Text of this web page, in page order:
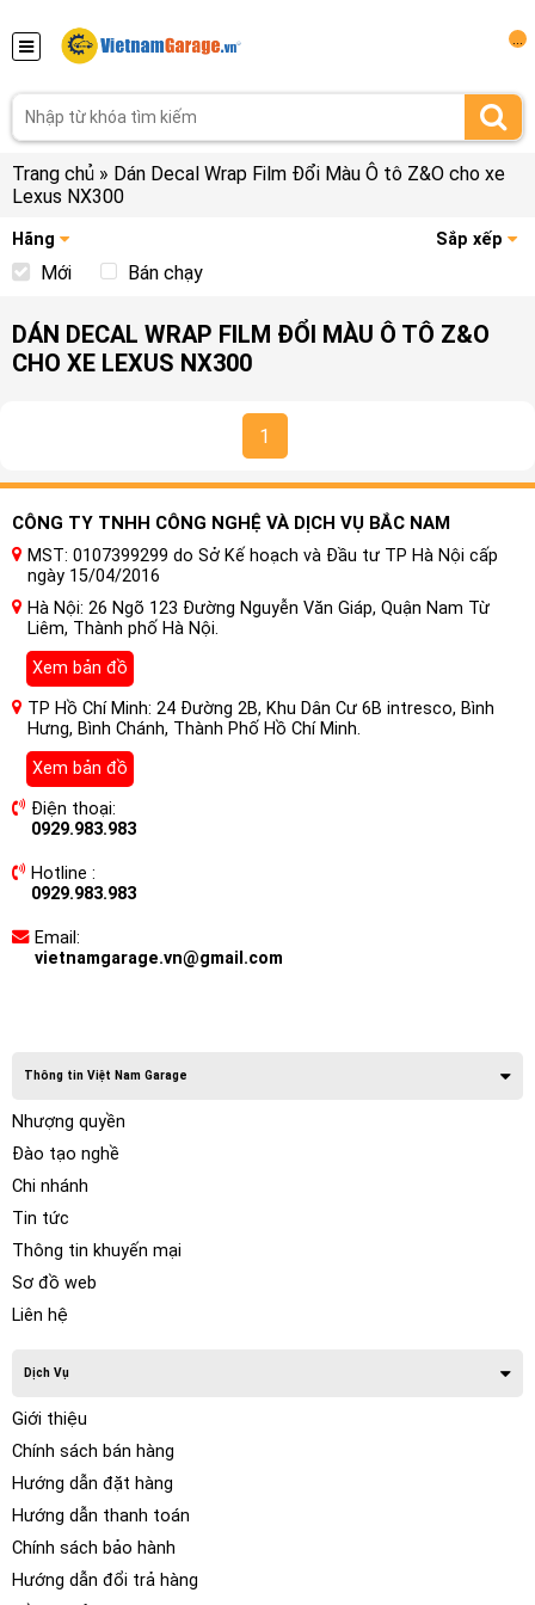
Trang chủ » Dán Decal Wrap Film Đổi Màu Ô tô Z&O cho xe
Lexus NX300
Hãng Sắp xếp
Mới Bán chạy
DÁN DECAL WRAP FILM ĐỔI MÀU Ô TÔ Z&O
CHO XE LEXUS NX300
1
CÔNG TY TNHH CÔNG NGHỆ VÀ DỊCH VỤ BẮC NAM
MST: 0107399299 do Sở Kế hoạch và Đầu tư TP Hà Nội cấp
ngày 15/04/2016
Hà Nội: 26 Ngõ 123 Đường Nguyễn Văn Giáp, Quận Nam Từ
Liêm, Thành phố Hà Nội.
Xem bản đồ
TP Hồ Chí Minh: 24 Đường 2B, Khu Dân Cư 6B intresco, Bình
Hưng, Bình Chánh, Thành Phố Hồ Chí Minh.
Xem bản đồ
Điện thoại:
0929.983.983
Hotline :
0929.983.983
Email:
vietnamgarage.vn@gmail.com
Thông tin Việt Nam Garage
Nhượng quyền
Đào tạo nghề
Chi nhánh
Tin tức
Thông tin khuyến mại
Sơ đồ web
Liên hệ
Dịch Vụ
Giới thiệu
Chính sách bán hàng
Hướng dẫn đặt hàng
Hướng dẫn thanh toán
Chính sách bảo hành
Hướng dẫn đổi trả hàng